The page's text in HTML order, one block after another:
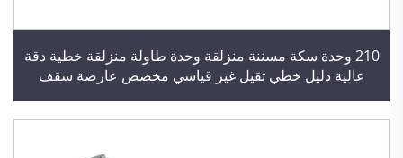
210 وحدة سكة مسننة منزلقة وحدة طاولة منزلقة خطية دقة
عالية دليل خطي ثقيل غير قياسي مخصص عارضة سقف